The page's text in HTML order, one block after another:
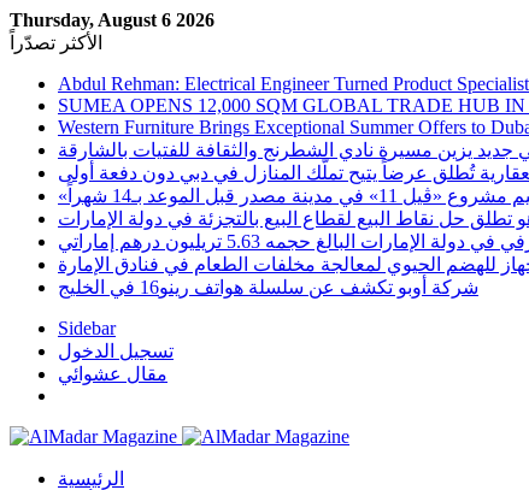
Thursday, August 6 2026
الأكثر تصدّراً
Abdul Rehman: Electrical Engineer Turned Product
SUMEA OPENS 12,000 SQM GLOBAL TRADE HUB IN
Western Furniture Brings Exceptional Summer Offers to
تُطلق عرضاً يتيح تملّك المنازل في دبي دون دفعة أولى
مدينة مصدر قبل الموعد بـ14 شهراً
تطلق حل نقاط البيع لقطاع البيع بالتجزئة في دولة الإمارات
حجمه 5.63 تريليون درهم إماراتي
للهضم الحيوي لمعالجة مخلفات الطعام في فنادق الإمارة
شركة أوبو تكشف عن سلسلة هواتف رينو16 في الخليج
Sidebar
تسجيل الدخول
مقال عشوائي
الرئيسية